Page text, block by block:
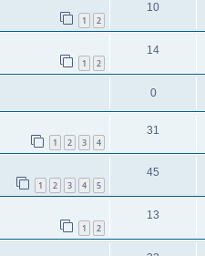
1 2
10
1 2
14
0
1 2 3 4
31
1 2 3 4 5
45
1 2
13